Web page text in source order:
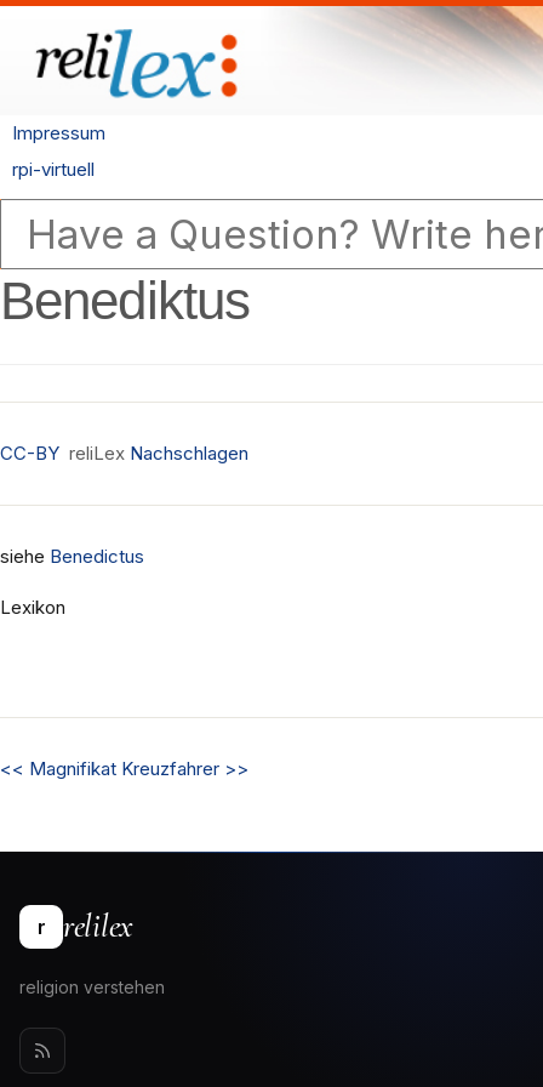
Impressum
rpi-virtuell
Benediktus
CC-BY reliLex Nachschlagen
siehe Benedictus
Lexikon
<< Magnifikat Kreuzfahrer >>
r relilex
religion verstehen